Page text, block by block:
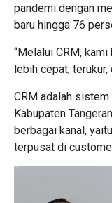
pandemi dengan
baru hingga 76
“Melalui CRM,
lebih cepat, terukur,
CRM adalah sistem
Kabupaten
berbagai kanal,
terpusat di